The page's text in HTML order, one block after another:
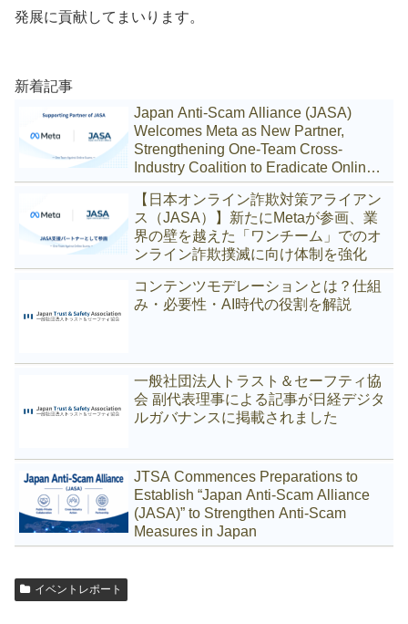
発展に貢献してまいります。
新着記事
Japan Anti-Scam Alliance (JASA)
Welcomes Meta as New Partner,
Strengthening One-Team Cross-
Industry Coalition to Eradicate Online
Scams
【日本オンライン詐欺対策アライアン
ス（JASA）】新たにMetaが参画、業
界の壁を越えた「ワンチーム」でのオ
ンライン詐欺撲滅に向け体制を強化
コンテンツモデレーションとは？仕組
み・必要性・AI時代の役割を解説
一般社団法人トラスト＆セーフティ協
会 副代表理事による記事が日経デジタ
ルガバナンスに掲載されました
JTSA Commences Preparations to
Establish “Japan Anti-Scam Alliance
(JASA)” to Strengthen Anti-Scam
Measures in Japan
イベントレポート